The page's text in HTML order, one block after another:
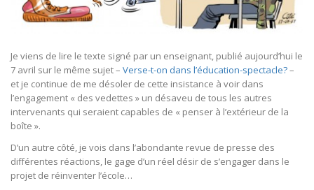
Je viens de lire le texte signé par un enseignant, publié aujourd’hui le
7 avril sur le même sujet – Verse-t-on dans l’éducation-spectacle?–
et je continue de me désoler de cette insistance à voir dans
l’engagement « des vedettes » un désaveu de tous les autres
intervenants qui seraient capables de « penser à l’extérieur de la
boîte ».
D’un autre côté, je vois dans l’abondante revue de presse des
différentes réactions, le gage d’un réel désir de s’engager dans le
projet de réinventer l’école…